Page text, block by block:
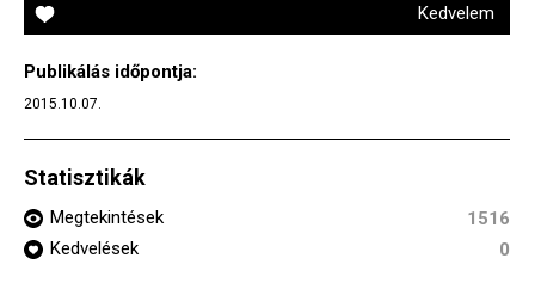
Kedvelem
Publikálás időpontja:
2015.10.07.
Statisztikák
Megtekintések
1516
Kedvelések
0